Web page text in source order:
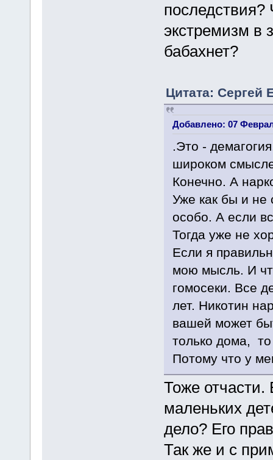
последствия?
экстремизм в
бабахнет?
Цитата: Сергей
Добавлено: 07
.Это -
широком
Конечно. А
Уже как бы и не
особо. А если
Тогда уже не
Если я
мою мысль. И
гомосеки. Все
лет. Никотин
вашей может
только дома,
Потому что у
Тоже отчасти.
маленьких
дело? Его
Так же и с